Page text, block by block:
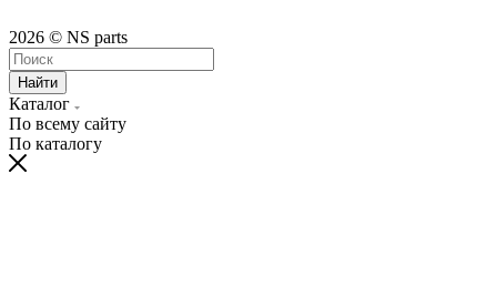
2026 © NS parts
Найти
Каталог
По всему сайту
По каталогу